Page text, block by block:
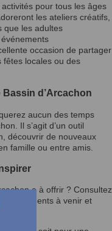
activités pour tous les âges
les ateliers créatifs,
que les adultes
occasion de partager
fêtes locales ou des
d’Arcachon
aucun des temps
Il s’agit d’un outil
découvrir de nouveaux
famille ou entre amis.
a à offrir ? Consultez
événements à venir et